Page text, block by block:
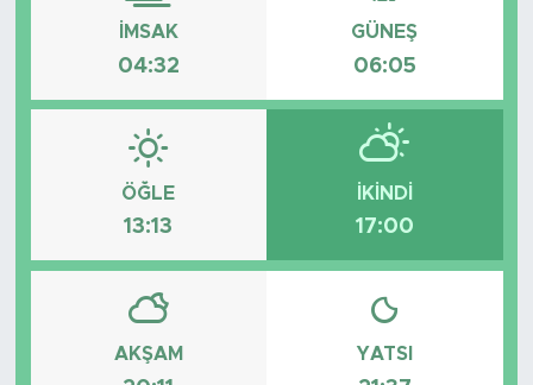
İMSAK
04:32
GÜNEŞ
06:05
ÖĞLE
13:13
İKINDI
17:00
AKŞAM YATSI